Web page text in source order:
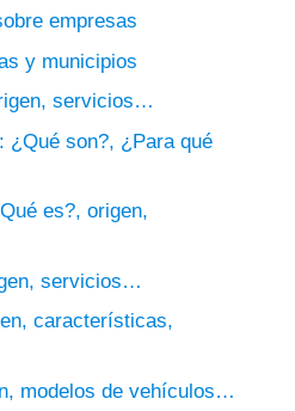
empresas
y municipios
servicios…
¿Qué son?, ¿Para qué
es?, origen,
servicios…
características,
modelos de vehículos…